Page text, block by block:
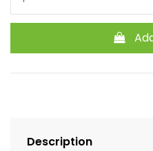
Description